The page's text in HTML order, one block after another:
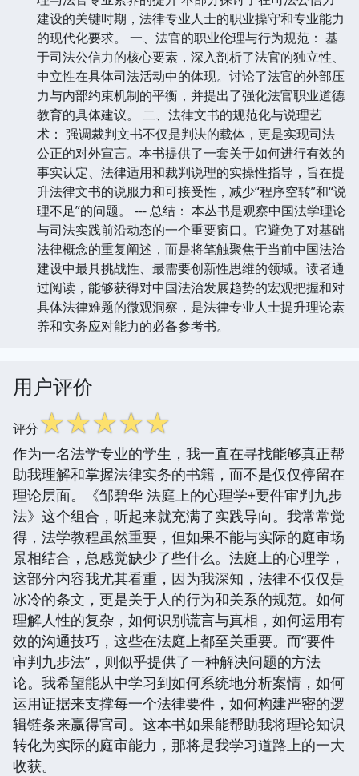
建设的关键时期，法律专业人士的职业操守和专业能力
的现代化要求。 一、法官的职业伦理与行为规范： 基
于司法公信力的核心要素，深入剖析了法官的独立性、
中立性在具体司法活动中的体现。讨论了法官的外部压
力与内部约束机制的平衡，并提出了强化法官职业道德
教育的具体建议。 二、法律文书的规范化与说理艺
术： 强调裁判文书不仅是判决的载体，更是实现司法
公正的对外宣言。本书提供了一套关于如何进行有效的
事实认定、法律适用和裁判说理的实操性指导，旨在提
升法律文书的说服力和可接受性，减少“程序空转”和“说
理不足”的问题。 --- 总结： 本丛书是观察中国法学理论
与司法实践前沿动态的一个重要窗口。它避免了对基础
法律概念的重复阐述，而是将笔触聚焦于当前中国法治
建设中最具挑战性、最需要创新性思维的领域。读者通
过阅读，能够获得对中国法治发展趋势的宏观把握和对
具体法律难题的微观洞察，是法律专业人士提升理论素
养和实务应对能力的必备参考书。
用户评价
评分☆☆☆☆☆
作为一名法学专业的学生，我一直在寻找能够真正帮
助我理解和掌握法律实务的书籍，而不是仅仅停留在
理论层面。《邹碧华 法庭上的心理学+要件审判九步
法》这个组合，听起来就充满了实践导向。我常常觉
得，法学教程虽然重要，但如果不能与实际的庭审场
景相结合，总感觉缺少了些什么。法庭上的心理学，
这部分内容我尤其看重，因为我深知，法律不仅仅是
冰冷的条文，更是关于人的行为和关系的规范。如何
理解人性的复杂，如何识别谎言与真相，如何运用有
效的沟通技巧，这些在法庭上都至关重要。而“要件
审判九步法”，则似乎提供了一种解决问题的方法
论。我希望能从中学习到如何系统地分析案情，如何
运用证据来支撑每一个法律要件，如何构建严密的逻
辑链条来赢得官司。这本书如果能帮助我将理论知识
转化为实际的庭审能力，那将是我学习道路上的一大
收获。